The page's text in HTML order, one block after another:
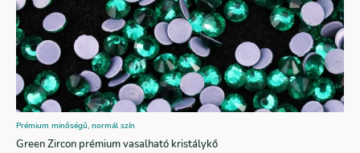
Prémium minőségű, normál szín
Green Zircon prémium vasalható kristálykő